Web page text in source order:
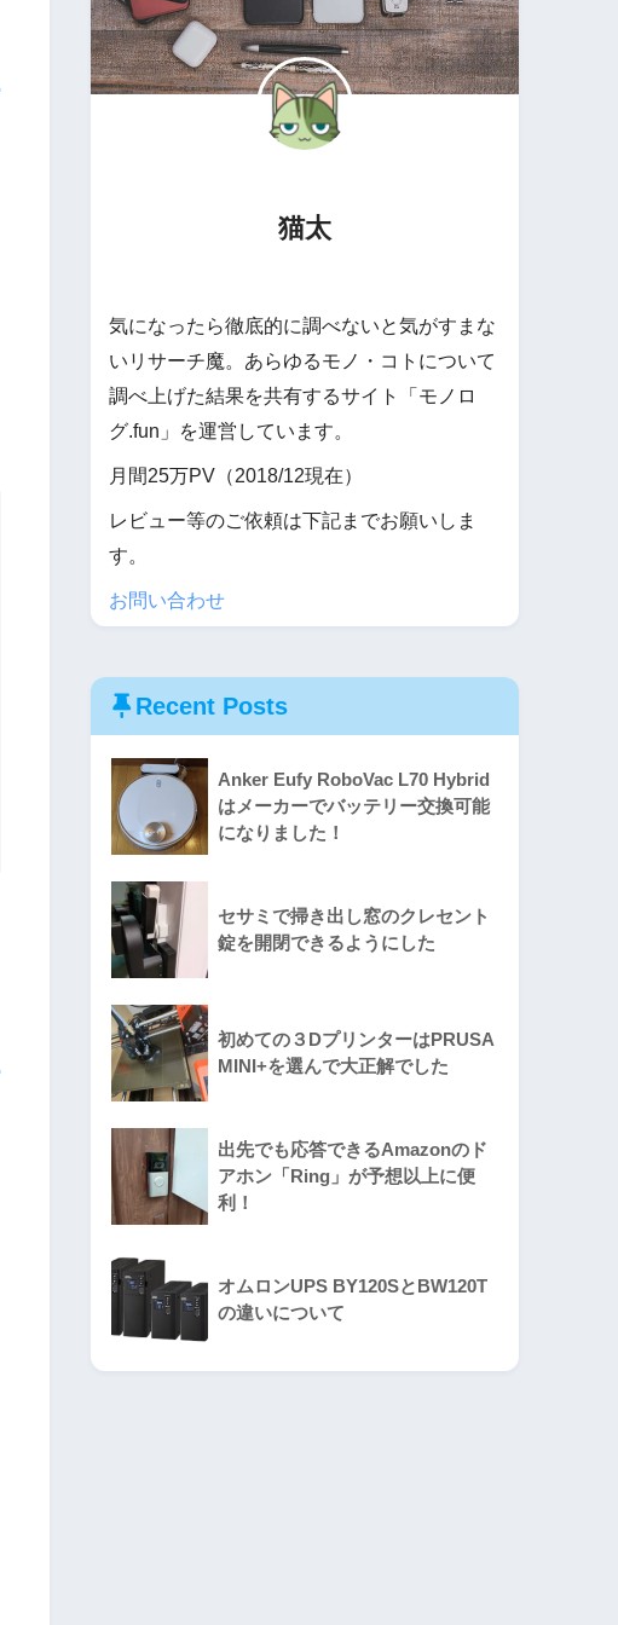
猫太
気になったら徹底的に調べないと気がすまな
いリサーチ魔。あらゆるモノ・コトについて
調べ上げた結果を共有するサイト「モノロ
グ.fun」を運営しています。
月間25万PV（2018/12現在）
レビュー等のご依頼は下記までお願いしま
す。
お問い合わせ
Recent Posts
Anker Eufy RoboVac L70 Hybrid
はメーカーでバッテリー交換可能
になりました！
セサミで掃き出し窓のクレセント
錠を開閉できるようにした
初めての３DプリンターはPRUSA
MINI+を選んで大正解でした
出先でも応答できるAmazonのド
アホン「Ring」が予想以上に便
利！
オムロンUPS BY120SとBW120T
の違いについて